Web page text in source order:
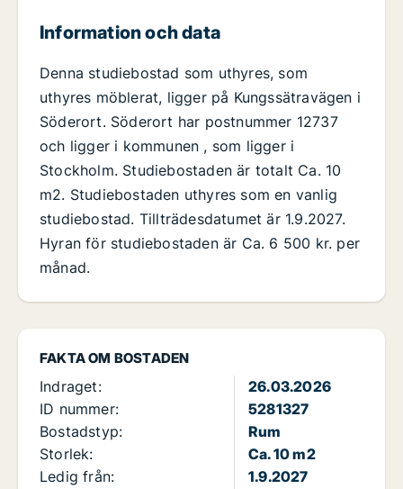
FAKTA OM BOSTADEN
Indraget:
26.03.2026
ID nummer:
5281327
Bostadstyp:
Rum
Storlek:
Ca. 10 m2
Ledig från:
1.9.2027
Information och data
Denna studiebostad som uthyres, som
uthyres möblerat, ligger på Kungssätravägen i
Söderort. Söderort har postnummer 12737
och ligger i kommunen , som ligger i
Stockholm. Studiebostaden är totalt Ca. 10
m2. Studiebostaden uthyres som en vanlig
studiebostad. Tillträdesdatumet är 1.9.2027.
Hyran för studiebostaden är Ca. 6 500 kr. per
månad.